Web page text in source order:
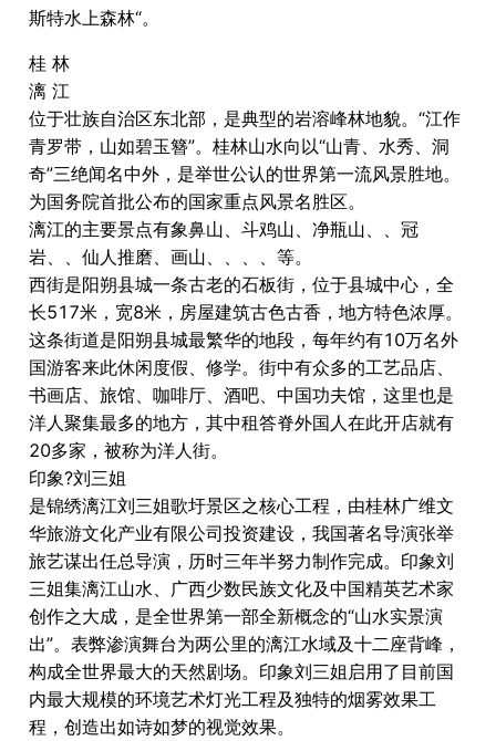
斯特水上森林“。
桂 林
漓 江
位于壮族自治区东北部，是典型的岩溶峰林地貌。“江作
青罗带，山如碧玉簪”。桂林山水向以“山青、水秀、洞
奇”三绝闻名中外，是举世公认的世界第一流风景胜地。
为国务院首批公布的国家重点风景名胜区。
漓江的主要景点有象鼻山、斗鸡山、净瓶山、、冠
岩、、仙人推磨、画山、、、、等。
西街是阳朔县城一条古老的石板街，位于县城中心，全
长517米，宽8米，房屋建筑古色古香，地方特色浓厚。
这条街道是阳朔县城最繁华的地段，每年约有10万名外
国游客来此休闲度假、修学。街中有众多的工艺品店、
书画店、旅馆、咖啡厅、酒吧、中国功夫馆，这里也是
洋人聚集最多的地方，其中租答脊外国人在此开店就有
20多家，被称为洋人街。
印象?刘三姐
是锦绣漓江刘三姐歌圩景区之核心工程，由桂林广维文
华旅游文化产业有限公司投资建设，我国著名导演张举
旅艺谋出任总导演，历时三年半努力制作完成。印象刘
三姐集漓江山水、广西少数民族文化及中国精英艺术家
创作之大成，是全世界第一部全新概念的“山水实景演
出”。表弊渗演舞台为两公里的漓江水域及十二座背峰，
构成全世界最大的天然剧场。印象刘三姐启用了目前国
内最大规模的环境艺术灯光工程及独特的烟雾效果工
程，创造出如诗如梦的视觉效果。